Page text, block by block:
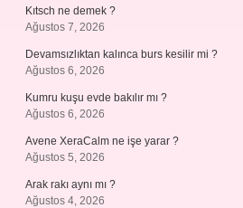
Kıtsch ne demek ?
Ağustos 7, 2026
Devamsızlıktan kalınca burs kesilir mi ?
Ağustos 6, 2026
Kumru kuşu evde bakılır mı ?
Ağustos 6, 2026
Avene XeraCalm ne işe yarar ?
Ağustos 5, 2026
Arak rakı aynı mı ?
Ağustos 4, 2026